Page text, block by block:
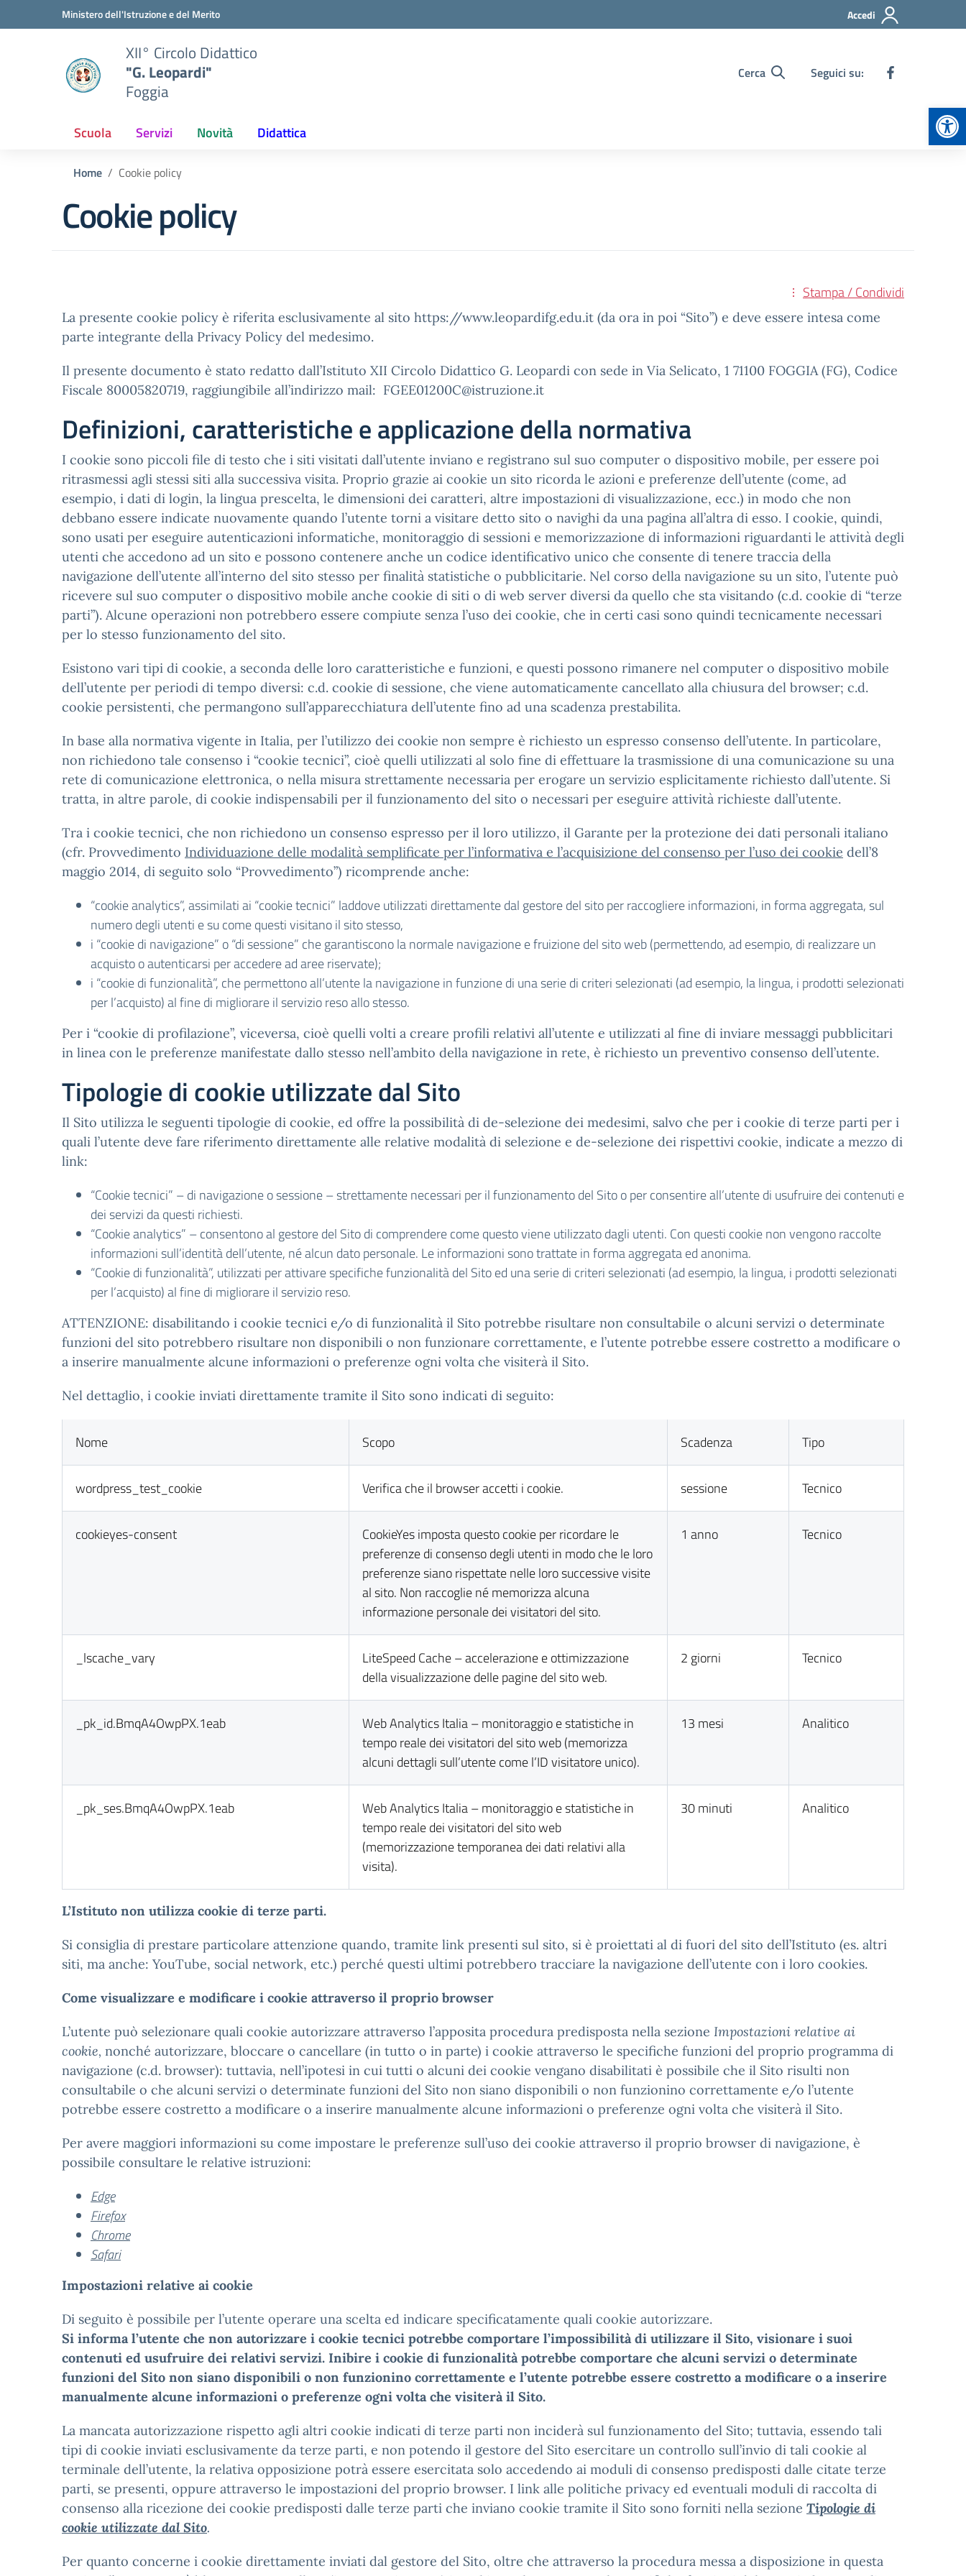
Vai ai contenuti
Vai al menu di navigazioneMinistero dell'Istruzione e del Merito Accedi
XII° Circolo Didattico
"G. Leopardi"
Foggia
Cerca Seguici su:
Scuola Servizi Novità Didattica
Home Cookie policy
Cookie policy
Stampa / Condividi
La presente cookie policy è riferita esclusivamente al sito https://www.leopardifg.edu.it (da ora in poi “Sito”) e deve essere intesa come
parte integrante della Privacy Policy del medesimo.
Il presente documento è stato redatto dall’Istituto XII Circolo Didattico G. Leopardi con sede in Via Selicato, 1 71100 FOGGIA (FG), Codice
Fiscale 80005820719, raggiungibile all’indirizzo mail: FGEE01200C@istruzione.it
Definizioni, caratteristiche e applicazione della normativa
I cookie sono piccoli file di testo che i siti visitati dall’utente inviano e registrano sul suo computer o dispositivo mobile, per essere poi
ritrasmessi agli stessi siti alla successiva visita. Proprio grazie ai cookie un sito ricorda le azioni e preferenze dell’utente (come, ad
esempio, i dati di login, la lingua prescelta, le dimensioni dei caratteri, altre impostazioni di visualizzazione, ecc.) in modo che non
debbano essere indicate nuovamente quando l’utente torni a visitare detto sito o navighi da una pagina all’altra di esso. I cookie, quindi,
sono usati per eseguire autenticazioni informatiche, monitoraggio di sessioni e memorizzazione di informazioni riguardanti le attività degli
utenti che accedono ad un sito e possono contenere anche un codice identificativo unico che consente di tenere traccia della
navigazione dell’utente all’interno del sito stesso per finalità statistiche o pubblicitarie. Nel corso della navigazione su un sito, l’utente può
ricevere sul suo computer o dispositivo mobile anche cookie di siti o di web server diversi da quello che sta visitando (c.d. cookie di “terze
parti”). Alcune operazioni non potrebbero essere compiute senza l’uso dei cookie, che in certi casi sono quindi tecnicamente necessari
per lo stesso funzionamento del sito.
Esistono vari tipi di cookie, a seconda delle loro caratteristiche e funzioni, e questi possono rimanere nel computer o dispositivo mobile
dell’utente per periodi di tempo diversi: c.d. cookie di sessione, che viene automaticamente cancellato alla chiusura del browser; c.d.
cookie persistenti, che permangono sull’apparecchiatura dell’utente fino ad una scadenza prestabilita.
In base alla normativa vigente in Italia, per l’utilizzo dei cookie non sempre è richiesto un espresso consenso dell’utente. In particolare,
non richiedono tale consenso i “cookie tecnici”, cioè quelli utilizzati al solo fine di effettuare la trasmissione di una comunicazione su una
rete di comunicazione elettronica, o nella misura strettamente necessaria per erogare un servizio esplicitamente richiesto dall’utente. Si
tratta, in altre parole, di cookie indispensabili per il funzionamento del sito o necessari per eseguire attività richieste dall’utente.
Tra i cookie tecnici, che non richiedono un consenso espresso per il loro utilizzo, il Garante per la protezione dei dati personali italiano
(cfr. Provvedimento Individuazione delle modalità semplificate per l’informativa e l’acquisizione del consenso per l’uso dei cookie dell’8
maggio 2014, di seguito solo “Provvedimento”) ricomprende anche:
“cookie analytics”, assimilati ai “cookie tecnici” laddove utilizzati direttamente dal gestore del sito per raccogliere informazioni, in forma aggregata, sul
numero degli utenti e su come questi visitano il sito stesso,
i “cookie di navigazione” o “di sessione” che garantiscono la normale navigazione e fruizione del sito web (permettendo, ad esempio, di realizzare un
acquisto o autenticarsi per accedere ad aree riservate);
i “cookie di funzionalità”, che permettono all’utente la navigazione in funzione di una serie di criteri selezionati (ad esempio, la lingua, i prodotti selezionati
per l’acquisto) al fine di migliorare il servizio reso allo stesso.
Per i “cookie di profilazione”, viceversa, cioè quelli volti a creare profili relativi all’utente e utilizzati al fine di inviare messaggi pubblicitari
in linea con le preferenze manifestate dallo stesso nell’ambito della navigazione in rete, è richiesto un preventivo consenso dell’utente.
Tipologie di cookie utilizzate dal Sito
Il Sito utilizza le seguenti tipologie di cookie, ed offre la possibilità di de-selezione dei medesimi, salvo che per i cookie di terze parti per i
quali l’utente deve fare riferimento direttamente alle relative modalità di selezione e de-selezione dei rispettivi cookie, indicate a mezzo di
link:
“Cookie tecnici” – di navigazione o sessione – strettamente necessari per il funzionamento del Sito o per consentire all’utente di usufruire dei contenuti e
dei servizi da questi richiesti.
“Cookie analytics” – consentono al gestore del Sito di comprendere come questo viene utilizzato dagli utenti. Con questi cookie non vengono raccolte
informazioni sull’identità dell’utente, né alcun dato personale. Le informazioni sono trattate in forma aggregata ed anonima.
“Cookie di funzionalità”, utilizzati per attivare specifiche funzionalità del Sito ed una serie di criteri selezionati (ad esempio, la lingua, i prodotti selezionati
per l’acquisto) al fine di migliorare il servizio reso.
ATTENZIONE: disabilitando i cookie tecnici e/o di funzionalità il Sito potrebbe risultare non consultabile o alcuni servizi o determinate
funzioni del sito potrebbero risultare non disponibili o non funzionare correttamente, e l’utente potrebbe essere costretto a modificare o
a inserire manualmente alcune informazioni o preferenze ogni volta che visiterà il Sito.
Nel dettaglio, i cookie inviati direttamente tramite il Sito sono indicati di seguito:
Nome Scopo Scadenza Tipo
wordpress_test_cookie Verifica che il browser accetti i cookie. sessione Tecnico
cookieyes-consent
CookieYes imposta questo cookie per ricordare le
preferenze di consenso degli utenti in modo che le loro
preferenze siano rispettate nelle loro successive visite
al sito. Non raccoglie né memorizza alcuna
informazione personale dei visitatori del sito.
1 anno Tecnico
_lscache_vary
LiteSpeed Cache – accelerazione e ottimizzazione
della visualizzazione delle pagine del sito web.
2 giorni Tecnico
_pk_id.BmqA4OwpPX.1eab
Web Analytics Italia – monitoraggio e statistiche in
tempo reale dei visitatori del sito web (memorizza
alcuni dettagli sull’utente come l’ID visitatore unico).
13 mesi Analitico
_pk_ses.BmqA4OwpPX.1eab
Web Analytics Italia – monitoraggio e statistiche in
tempo reale dei visitatori del sito web
(memorizzazione temporanea dei dati relativi alla
visita).
30 minuti Analitico
L’Istituto non utilizza cookie di terze parti.
Si consiglia di prestare particolare attenzione quando, tramite link presenti sul sito, si è proiettati al di fuori del sito dell’Istituto (es. altri
siti, ma anche: YouTube, social network, etc.) perché questi ultimi potrebbero tracciare la navigazione dell’utente con i loro cookies.
Come visualizzare e modificare i cookie attraverso il proprio browser
L’utente può selezionare quali cookie autorizzare attraverso l’apposita procedura predisposta nella sezione Impostazioni relative ai
cookie, nonché autorizzare, bloccare o cancellare (in tutto o in parte) i cookie attraverso le specifiche funzioni del proprio programma di
navigazione (c.d. browser): tuttavia, nell’ipotesi in cui tutti o alcuni dei cookie vengano disabilitati è possibile che il Sito risulti non
consultabile o che alcuni servizi o determinate funzioni del Sito non siano disponibili o non funzionino correttamente e/o l’utente
potrebbe essere costretto a modificare o a inserire manualmente alcune informazioni o preferenze ogni volta che visiterà il Sito.
Per avere maggiori informazioni su come impostare le preferenze sull’uso dei cookie attraverso il proprio browser di navigazione, è
possibile consultare le relative istruzioni:
Edge
Firefox
Chrome
Safari
Impostazioni relative ai cookie
Di seguito è possibile per l’utente operare una scelta ed indicare specificatamente quali cookie autorizzare.
Si informa l’utente che non autorizzare i cookie tecnici potrebbe comportare l’impossibilità di utilizzare il Sito, visionare i suoi
contenuti ed usufruire dei relativi servizi. Inibire i cookie di funzionalità potrebbe comportare che alcuni servizi o determinate
funzioni del Sito non siano disponibili o non funzionino correttamente e l’utente potrebbe essere costretto a modificare o a inserire
manualmente alcune informazioni o preferenze ogni volta che visiterà il Sito.
La mancata autorizzazione rispetto agli altri cookie indicati di terze parti non inciderà sul funzionamento del Sito; tuttavia, essendo tali
tipi di cookie inviati esclusivamente da terze parti, e non potendo il gestore del Sito esercitare un controllo sull’invio di tali cookie al
terminale dell’utente, la relativa opposizione potrà essere esercitata solo accedendo ai moduli di consenso predisposti dalle citate terze
parti, se presenti, oppure attraverso le impostazioni del proprio browser. I link alle politiche privacy ed eventuali moduli di raccolta di
consenso alla ricezione dei cookie predisposti dalle terze parti che inviano cookie tramite il Sito sono forniti nella sezione Tipologie di
cookie utilizzate dal Sito.
Per quanto concerne i cookie direttamente inviati dal gestore del Sito, oltre che attraverso la procedura messa a disposizione in questa